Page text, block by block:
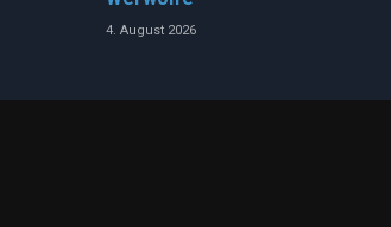
4. August 2026